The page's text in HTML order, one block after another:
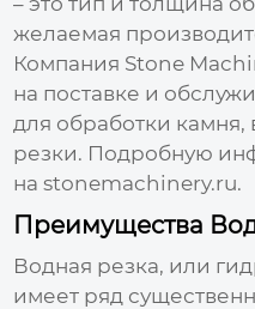
желаемая
Компания Stone
на поставке и
для обработки
резки. Подробную
наstonemachinery.ru.
Преимущества
Водная резка, или
имеет ряд